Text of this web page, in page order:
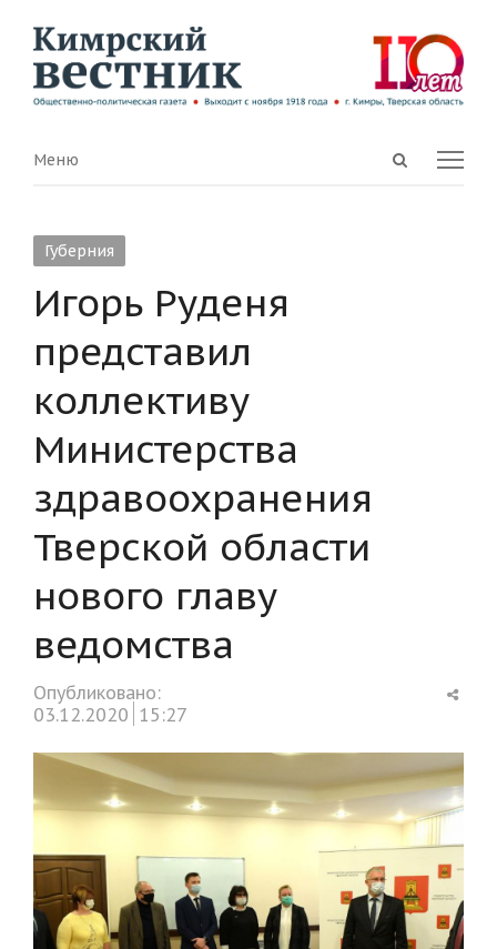
Open
Menu
Меню
Губерния
Игорь Руденя
представил
коллективу
Министерства
здравоохранения
Тверской области
нового главу
ведомства
Опубликовано:
03.12.2020 15:27